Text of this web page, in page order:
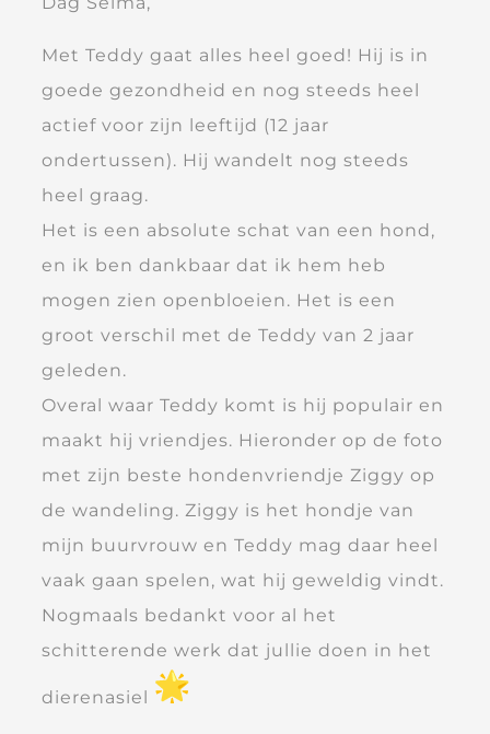
Met Teddy gaat alles heel goed! Hij is in
goede gezondheid en nog steeds heel
actief voor zijn leeftijd (12 jaar
ondertussen). Hij wandelt nog steeds
heel graag.
Het is een absolute schat van een hond,
en ik ben dankbaar dat ik hem heb
mogen zien openbloeien. Het is een
groot verschil met de Teddy van 2 jaar
geleden.
Overal waar Teddy komt is hij populair en
maakt hij vriendjes. Hieronder op de foto
met zijn beste hondenvriendje Ziggy op
de wandeling. Ziggy is het hondje van
mijn buurvrouw en Teddy mag daar heel
vaak gaan spelen, wat hij geweldig vindt.
Nogmaals bedankt voor al het
schitterende werk dat jullie doen in het
dierenasiel